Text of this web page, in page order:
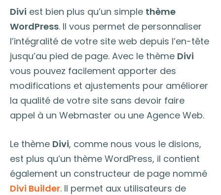
Divi est bien plus qu’un simple thème
WordPress. Il vous permet de personnaliser
l’intégralité de votre site web depuis l’en-tête
jusqu’au pied de page. Avec le thème Divi
vous pouvez facilement apporter des
modifications et ajustements pour améliorer
la qualité de votre site sans devoir faire
appel à un Webmaster ou une Agence Web.
Le thème Divi, comme nous vous le disions,
est plus qu’un thème WordPress, il contient
également un constructeur de page nommé
Divi Builder. Il permet aux utilisateurs de